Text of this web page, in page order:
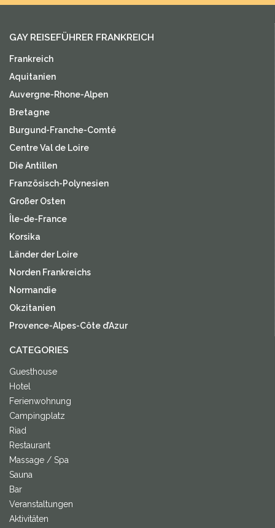
GAY REISEFÜHRER FRANKREICH
Frankreich
Aquitanien
Auvergne-Rhone-Alpen
Bretagne
Burgund-Franche-Comté
Centre Val de Loire
Die Antillen
Französisch-Polynesien
Großer Osten
Île-de-France
Korsika
Länder der Loire
Norden Frankreichs
Normandie
Okzitanien
Provence-Alpes-Côte d’Azur
CATEGORIES
Guesthouse
Hotel
Ferienwohnung
Campingplatz
Riad
Restaurant
Massage / Spa
Sauna
Bar
Veranstaltungen
Aktivitäten